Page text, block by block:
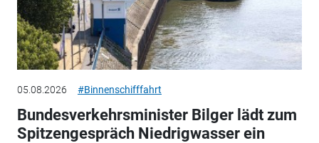
05.08.2026 #Binnenschifffahrt
Bundesverkehrsminister Bilger lädt zum
Spitzengespräch Niedrigwasser ein